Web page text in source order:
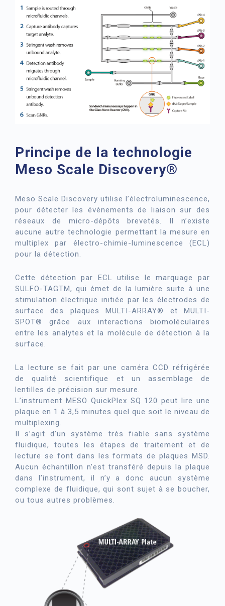
Principe de la technologie
Meso Scale Discovery®
Meso Scale Discovery utilise l’électroluminescence,
pour détecter les évènements de liaison sur des
réseaux de micro-dépôts brevetés. Il n’existe
aucune autre technologie permettant la mesure en
multiplex par électro-chimie-luminescence (ECL)
pour la détection.
Cette détection par ECL utilise le marquage par
SULFO-TAGTM, qui émet de la lumière suite à une
stimulation électrique initiée par les électrodes de
surface des plaques MULTI-ARRAY® et MULTI-
SPOT® grâce aux interactions biomoléculaires
entre les analytes et la molécule de détection à la
surface.
La lecture se fait par une caméra CCD réfrigérée
de qualité scientifique et un assemblage de
lentilles de précision sur mesure.
L’instrument MESO QuickPlex SQ 120 peut lire une
plaque en 1 à 3,5 minutes quel que soit le niveau de
multiplexing.
Il s’agit d’un système très fiable sans système
fluidique, toutes les étapes de traitement et de
lecture se font dans les formats de plaques MSD.
Aucun échantillon n’est transféré depuis la plaque
dans l’instrument, il n’y a donc aucun système
complexe de fluidique, qui sont sujet à se boucher,
ou tous autres problèmes.